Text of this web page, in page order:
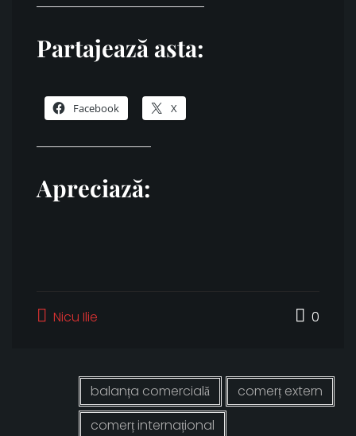
Partajează asta:
Facebook X
Apreciază:
Nicu Ilie 0
balanța comercială
comerț extern
comerț internațional